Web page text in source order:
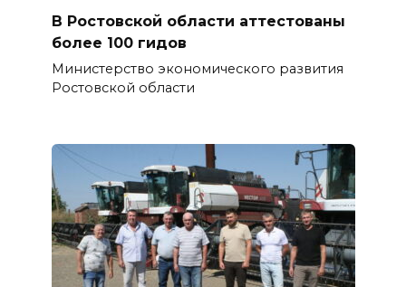
В Ростовской области аттестованы
более 100 гидов
Министерство экономического развития
Ростовской области